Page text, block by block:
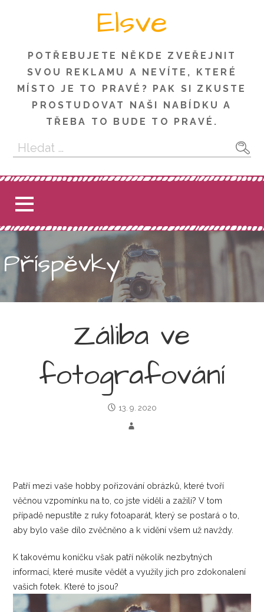
Elsve
POTŘEBUJETE NĚKDE ZVEŘEJNIT
SVOU REKLAMU A NEVÍTE, KTERÉ
MÍSTO JE TO PRAVÉ? PAK SI ZKUSTE
PROSTUDOVAT NAŠI NABÍDKU A
TŘEBA TO BUDE TO PRAVÉ.
Vyhledávání
Příspěvky
Záliba ve
fotografování
13. 9. 2020
Patří mezi vaše hobby pořizování obrázků, které tvoří
věčnou vzpomínku na to, co jste viděli a zažili? V tom
případě nepustíte z ruky fotoaparát, který se postará o to,
aby bylo vaše dílo zvěčněno a k vidění všem už navždy.
K takovému koníčku však patří několik nezbytných
informací, které musíte vědět a využily jich pro zdokonalení
vašich fotek. Které to jsou?